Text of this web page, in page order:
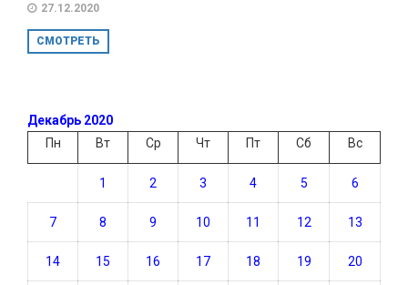
27.12.2020
СМОТРЕТЬ
Декабрь 2020
Пн
Вт Ср Чт Пт Сб Вс
1 2 3 4 5 6
7 8 9 10 11 12 13
14 15 16 17 18 19 20